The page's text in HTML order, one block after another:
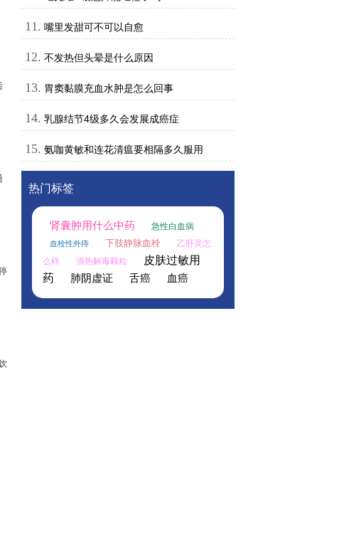
11. 嘴里发甜可不可以自愈
12. 不发热但头晕是什么原因
13. 胃窦黏膜充血水肿是怎么回事
14. 乳腺结节4级多久会发展成癌症
15. 氨咖黄敏和连花清瘟要相隔多久服用
热门标签
肾囊肿用什么中药 急性白血病
血栓性外痔 下肢静脉血栓
乙肝灵怎
么样
清热解毒颗粒
皮肤过敏用
药
肺阴虚证 舌癌 血癌